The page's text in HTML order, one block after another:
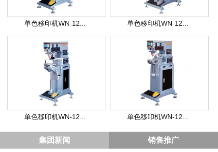
单色移印机WN-12... 单色移印机WN-12...
单色移印机WN-12... 单色移印机WN-12...
集团新闻 销售推广